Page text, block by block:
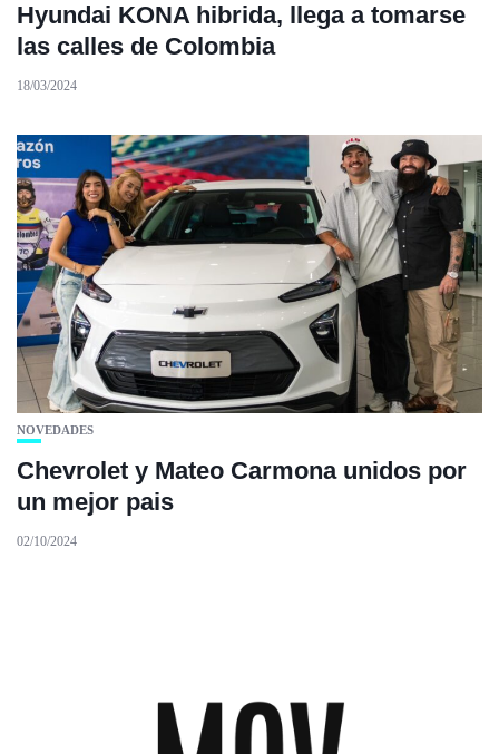
Hyundai KONA hibrida, llega a tomarse
las calles de Colombia
18/03/2024
NOVEDADES
Chevrolet y Mateo Carmona unidos por
un mejor pais
02/10/2024